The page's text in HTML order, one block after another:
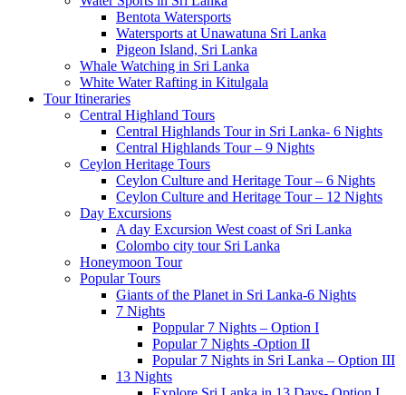
Bentota Watersports
Watersports at Unawatuna Sri Lanka
Pigeon Island, Sri Lanka
Whale Watching in Sri Lanka
White Water Rafting in Kitulgala
Tour Itineraries
Central Highland Tours
Central Highlands Tour in Sri Lanka- 6 Nights
Central Highlands Tour – 9 Nights
Ceylon Heritage Tours
Ceylon Culture and Heritage Tour – 6 Nights
Ceylon Culture and Heritage Tour – 12 Nights
Day Excursions
A day Excursion West coast of Sri Lanka
Colombo city tour Sri Lanka
Honeymoon Tour
Popular Tours
Giants of the Planet in Sri Lanka-6 Nights
7 Nights
Poppular 7 Nights – Option I
Popular 7 Nights -Option II
Popular 7 Nights in Sri Lanka – Option III
13 Nights